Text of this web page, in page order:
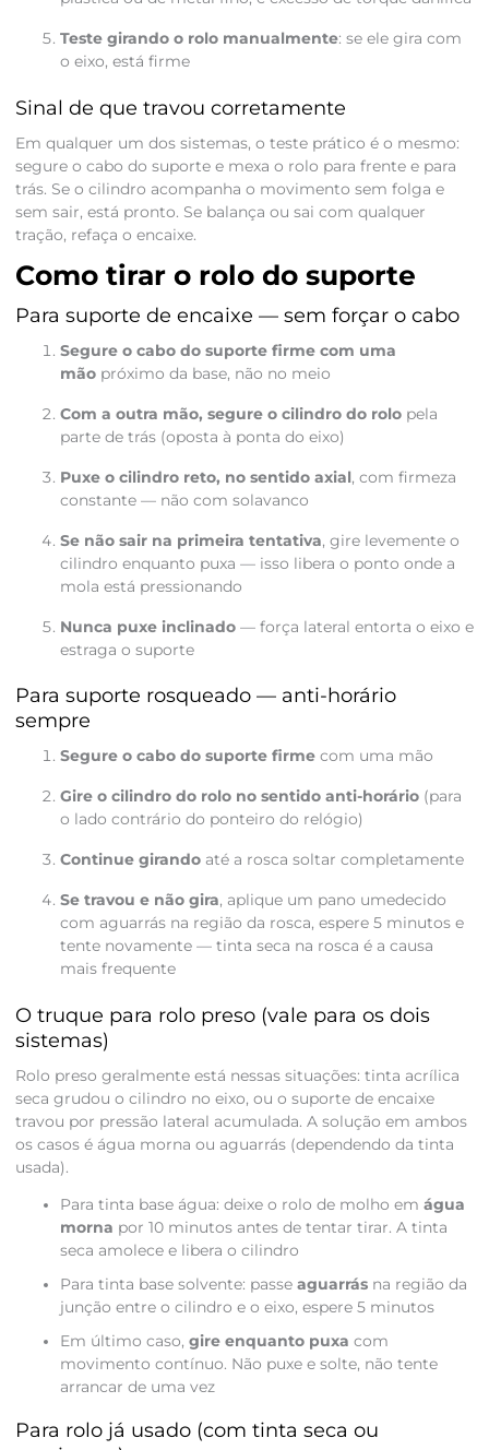
Teste girando o rolo manualmente: se ele gira com
o eixo, está firme
Sinal de que travou corretamente
Em qualquer um dos sistemas, o teste prático é o mesmo:
segure o cabo do suporte e mexa o rolo para frente e para
trás. Se o cilindro acompanha o movimento sem folga e
sem sair, está pronto. Se balança ou sai com qualquer
tração, refaça o encaixe.
Como tirar o rolo do suporte
Para suporte de encaixe — sem forçar o cabo
Segure o cabo do suporte firme com uma
mãopróximo da base, não no meio
Com a outra mão, segure o cilindro do rolopela
parte de trás (oposta à ponta do eixo)
Puxe o cilindro reto, no sentido axial, com firmeza
constante — não com solavanco
Se não sair na primeira tentativa, gire levemente o
cilindro enquanto puxa — isso libera o ponto onde a
mola está pressionando
Nunca puxe inclinado— força lateral entorta o eixo e
estraga o suporte
Para suporte rosqueado — anti-horário
sempre
Segure o cabo do suporte firmecom uma mão
Gire o cilindro do rolo no sentido anti-horário(para
o lado contrário do ponteiro do relógio)
Continue girandoaté a rosca soltar completamente
Se travou e não gira, aplique um pano umedecido
com aguarrás na região da rosca, espere 5 minutos e
tente novamente — tinta seca na rosca é a causa
mais frequente
O truque para rolo preso (vale para os dois
sistemas)
Rolo preso geralmente está nessas situações: tinta acrílica
seca grudou o cilindro no eixo, ou o suporte de encaixe
travou por pressão lateral acumulada. A solução em ambos
os casos é água morna ou aguarrás (dependendo da tinta
usada).
Para tinta base água: deixe o rolo de molho em água
morna por 10 minutos antes de tentar tirar. A tinta
seca amolece e libera o cilindro
Para tinta base solvente: passe aguarrásna região da
junção entre o cilindro e o eixo, espere 5 minutos
Em último caso, gire enquanto puxa com
movimento contínuo. Não puxe e solte, não tente
arrancar de uma vez
Para rolo já usado (com tinta seca ou